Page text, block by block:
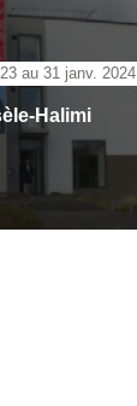
au 31 janv. 2024
Halimi